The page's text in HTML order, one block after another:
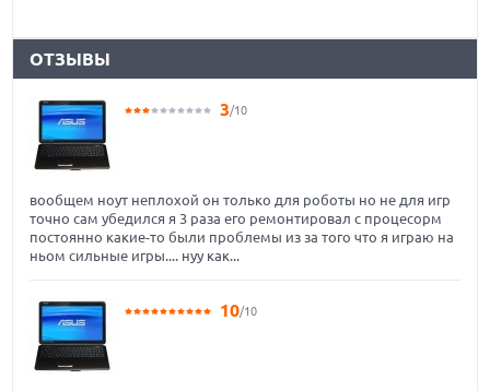
ОТЗЫВЫ
3/10
вообщем ноут неплохой он только для роботы но не для игр
точно сам убедился я 3 раза его ремонтировал с процесорм
постоянно какие-то были проблемы из за того что я играю на
ньом сильные игры.... нуу как...
10/10